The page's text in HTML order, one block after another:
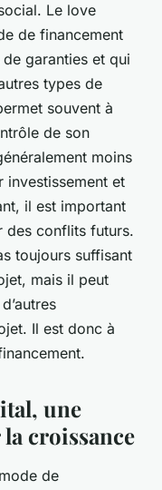
. Le love
de financement
garanties et qui
types de
souvent à
de son
moins
investissement et
il est important
des conflits futurs.
toujours suffisant
mais il peut
Il est donc à
une
croissance
de